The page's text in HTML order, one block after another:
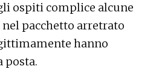
ospiti complice alcune
pacchetto arretrato
hanno
posta.